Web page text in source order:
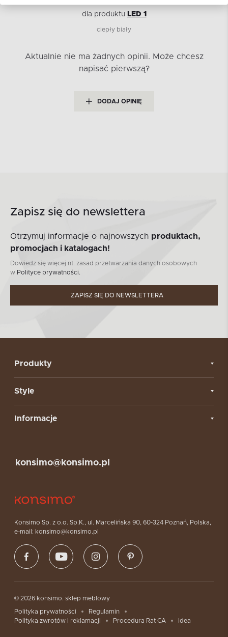
dla produktu LED 1
ciepły biały
Aktualnie nie ma żadnych opinii. Może chcesz
napisać pierwszą?
DODAJ OPINIĘ
Zapisz się do newslettera
Otrzymuj informacje o najnowszych produktach,
promocjach i katalogach!
Dowiedz się więcej nt. zasad przetwarzania danych osobowych
w Polityce prywatności.
ZAPISZ SIĘ DO NEWSLETTERA
Produkty
Style
Informacje
Konsimo Sp. z o.o. Sp.K., ul. Marcelińska 90, 60-324 Poznań, Polska,
e-mail: konsimo@konsimo.pl
konsimo@konsimo.pl
© 2026 konsimo. sklep meblowy
Polityka prywatności
Regulamin
Polityka zwrotów i reklamacji
Procedura Rat CA Idea